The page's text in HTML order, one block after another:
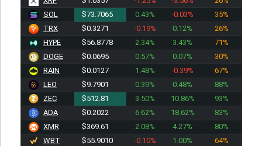
SOL
$73.7065 0.43% -0.03%
35%
TRX
$0.3271 -0.19% 0.12%
26%
HYPE
$56.8778 2.34% 3.43%
71%
DOGE
$0.0695 0.57% 0.07%
30%
RAIN
$0.0127 1.48% -0.39%
67%
LEO
$9.7901 0.39% 0.48%
88%
ZEC
$512.81 3.50% 10.86%
93%
ADA
$0.2022 6.62% 18.62%
83%
XMR
$369.61 2.08% 4.27%
80%
WBT
$55.8950 -0.10% 1.00%
64%